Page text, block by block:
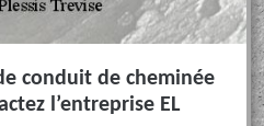
conduit de cheminée
l’entreprise EL